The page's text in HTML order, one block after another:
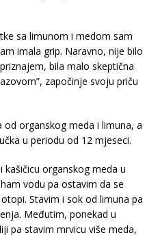
sa limunom i medom sam
imala grip. Naravno, nije bilo
bila malo skeptična
započinje svoju priču
od organskog meda i limuna, a
u periodu od 12 mjeseci.
kašičicu organskog meda u
vodu pa ostavim da se
Stavim i sok od limuna pa
Međutim, ponekad u
pa stavim mrvicu više meda,